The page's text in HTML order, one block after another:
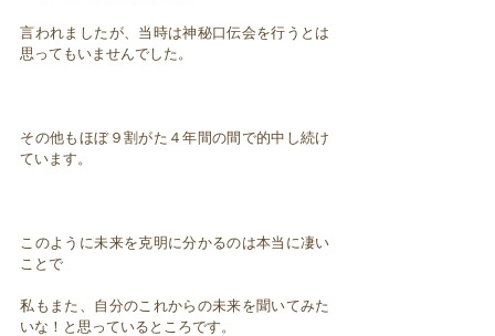
言われましたが、当時は神秘口伝会を行うとは
思ってもいませんでした。
その他もほぼ９割がた４年間の間で的中し続け
ています。
このように未来を克明に分かるのは本当に凄い
ことで
私もまた、自分のこれからの未来を聞いてみた
いな！と思っているところです。